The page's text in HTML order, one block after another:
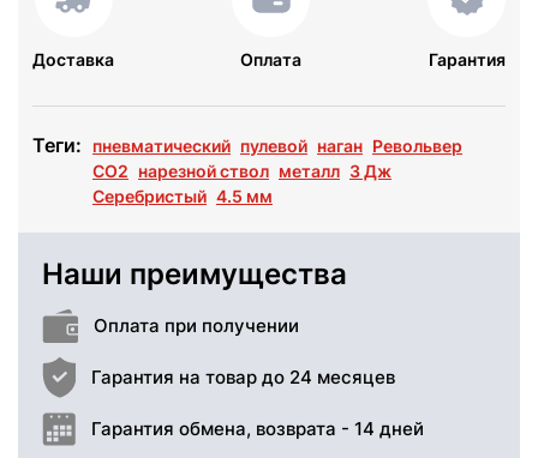
Доставка Оплата Гарантия
Теги: пневматический пулевой наган Револьвер
СО2 нарезной ствол металл 3 Дж
Серебристый 4.5 мм
Наши преимущества
Оплата при получении
Гарантия на товар до 24 месяцев
Гарантия обмена, возврата - 14 дней